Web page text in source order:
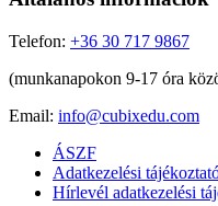
Telefon: +36 30 717 9867
(munkanapokon 9-17 óra
Email: info@cubixedu.com
ÁSZF
Adatkezelési
Hírlevél adatkezelési